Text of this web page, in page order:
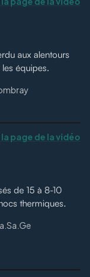
aux alentours
équipes.
page de la vidéo
de 15 à 8-10
thermiques.